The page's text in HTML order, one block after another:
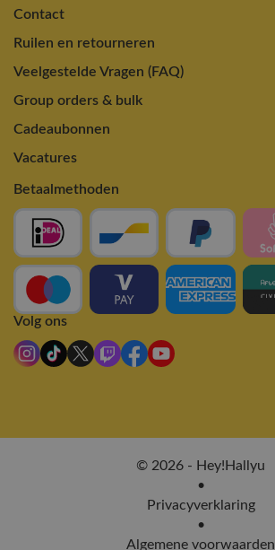
Contact
Ruilen en retourneren
Veelgestelde Vragen (FAQ)
Group orders & bulk
Cadeaubonnen
Vacatures
Betaalmethoden
Volg ons
© 2026 - Hey!Hallyu
•
Privacyverklaring
•
Algemene voorwaarden